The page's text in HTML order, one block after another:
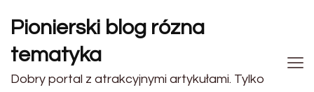
Pionierski blog rózna
tematyka
Dobry portal z atrakcyjnymi artykułami. Tylko